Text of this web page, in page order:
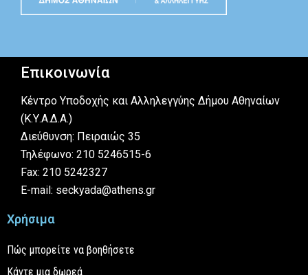
Επικοινωνία
Κέντρο Υποδοχής και Αλληλεγγύης Δήμου Αθηναίων
(Κ.Υ.Α.Δ.Α.)
Διεύθυνση: Πειραιώς 35
Τηλέφωνο: 210 5246515-6
Fax: 210 5242327
E-mail: seckyada@athens.gr
Χρήσιμα
Πώς μπορείτε να βοηθήσετε
Κάντε μια δωρεά